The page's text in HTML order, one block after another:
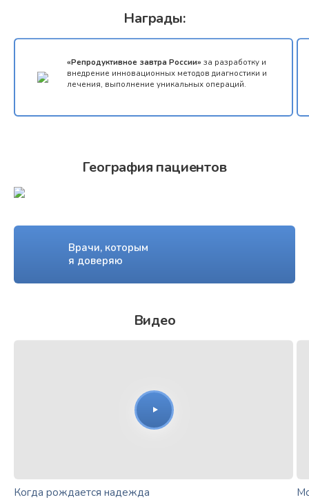
Награды:
«Репродуктивное завтра России» за разработку и
внедрение инновационных методов диагностики и
лечения, выполнение уникальных операций.
География пациентов
Врачи, которым
я доверяю
Видео
Когда рождается надежда